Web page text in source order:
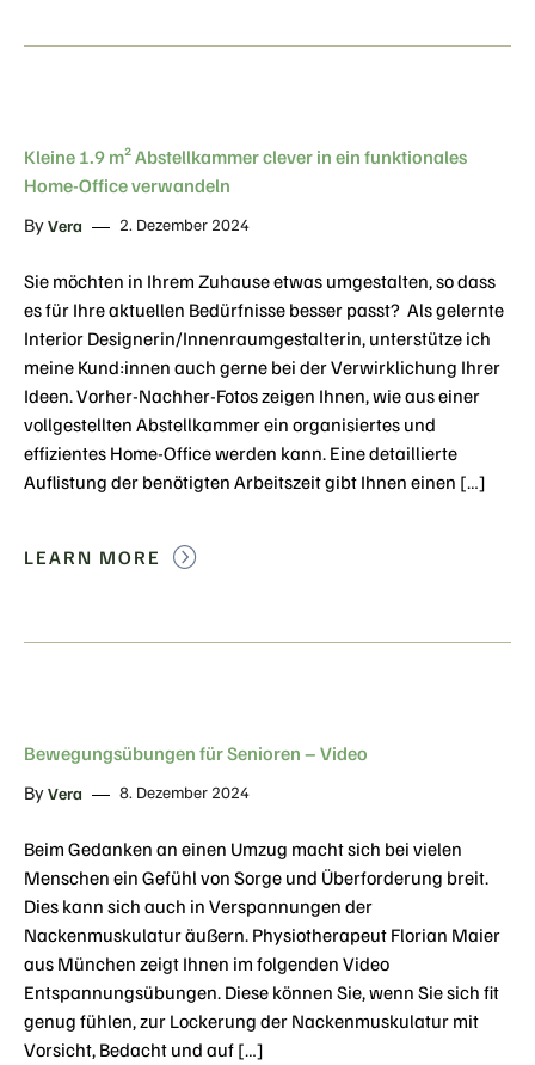
Kleine 1.9 m² Abstellkammer clever in ein funktionales
Home-Office verwandeln
ByVera 2. Dezember 2024
Sie möchten in Ihrem Zuhause etwas umgestalten, so dass
es für Ihre aktuellen Bedürfnisse besser passt? Als gelernte
Interior Designerin/Innenraumgestalterin, unterstütze ich
meine Kund:innen auch gerne bei der Verwirklichung Ihrer
Ideen. Vorher-Nachher-Fotos zeigen Ihnen, wie aus einer
vollgestellten Abstellkammer ein organisiertes und
effizientes Home-Office werden kann. Eine detaillierte
Auflistung der benötigten Arbeitszeit gibt Ihnen einen […]
LEARN MORE
Bewegungsübungen für Senioren – Video
ByVera 8. Dezember 2024
Beim Gedanken an einen Umzug macht sich bei vielen
Menschen ein Gefühl von Sorge und Überforderung breit.
Dies kann sich auch in Verspannungen der
Nackenmuskulatur äußern. Physiotherapeut Florian Maier
aus München zeigt Ihnen im folgenden Video
Entspannungsübungen. Diese können Sie, wenn Sie sich fit
genug fühlen, zur Lockerung der Nackenmuskulatur mit
Vorsicht, Bedacht und auf […]